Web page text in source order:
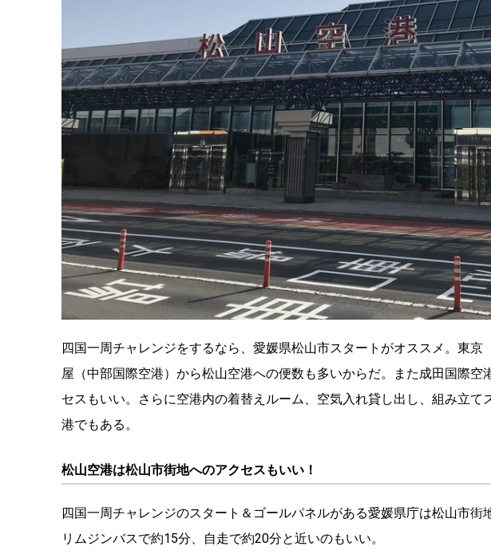
四国一周チャレンジをするなら、愛媛県松山市スタートがオススメ。東
屋（中部国際空港）から松山空港への便数も多いからだ。また成田国際空
セスもいい。さらに空港内の着替えルーム、空気入れ貸し出し、組み立て
港でもある。
松山空港は松山市街地へのアクセスもいい！
四国一周チャレンジのスタート＆ゴールパネルがある愛媛県庁は松山市
リムジンバスで約15分、自走で約20分と近いのもいい。